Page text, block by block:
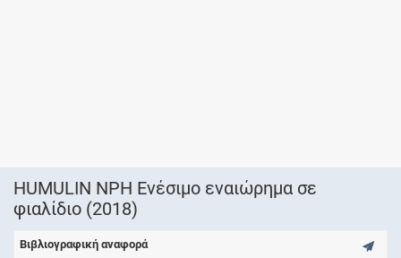
HUMULIN NPH Ενέσιμο εναιώρημα σε
φιαλίδιο (2018)
Βιβλιογραφική αναφορά